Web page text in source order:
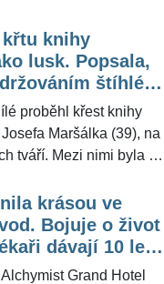
nimi i herečka Michaela
Asterová (61).
ŽivotvČesku.cz
křtu knihy
lusk. Popsala,
štíhlé
proběhl křest knihy
Maršálka (39), na
tváří. Mezi nimi byla i
se začala poprvé
"Rozhodně pro
Voldánová pro
krásou ve
Bojuje o život
dávají 10 let
Grand Hotel